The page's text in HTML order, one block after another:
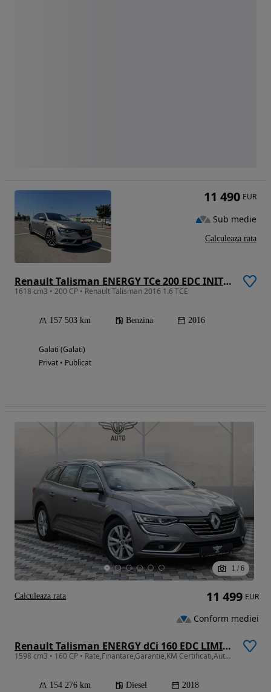
Renault Talisman ENERGY TCe 200 EDC INITIALE PARIS
1618 cm3 • 200 CP • Renault Talisman 2016 1.6 TCE
157 503 km Benzina 2016
Galati (Galati)
Privat • Publicat
11 490 EUR
Sub medie
Calculeaza rata
1 / 6
Renault Talisman ENERGY dCi 160 EDC LIMITED
1598 cm3 • 160 CP • Rate,Finantare,Garantie,KM Certificati,Automat,2018
154 276 km Diesel 2018
11 499 EUR
Conform mediei
Calculeaza rata